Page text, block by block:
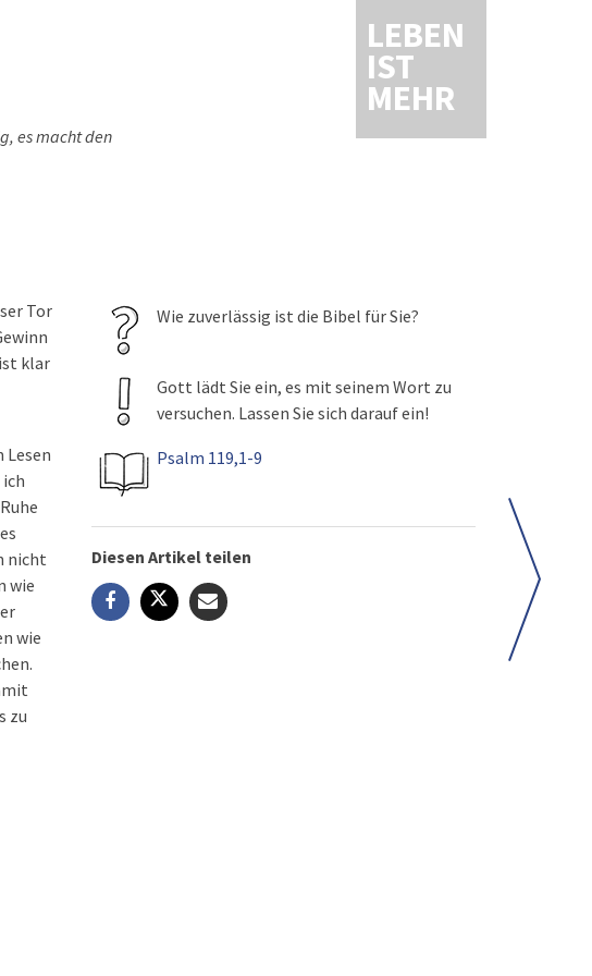
LEBEN
IST
MEHR
es macht den
Tor
klar
Lesen
nicht
wie
wie
zu
Wie zuverlässig ist die Bibel für Sie?
Gott lädt Sie ein, es mit seinem Wort zu
versuchen. Lassen Sie sich darauf ein!
Psalm 119,1-9
Diesen Artikel teilen